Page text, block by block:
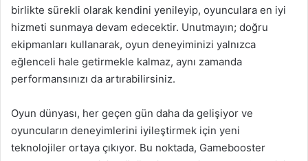
birlikte sürekli olarak kendini yenileyip, oyunculara en iyi
hizmeti sunmaya devam edecektir. Unutmayın; doğru
ekipmanları kullanarak, oyun deneyiminizi yalnızca
eğlenceli hale getirmekle kalmaz, aynı zamanda
performansınızı da artırabilirsiniz.
Oyun dünyası, her geçen gün daha da gelişiyor ve
oyuncuların deneyimlerini iyileştirmek için yeni
teknolojiler ortaya çıkıyor. Bu noktada, Gamebooster